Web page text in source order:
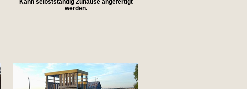
Kann selbstständig Zuhause angefertigt
werden.